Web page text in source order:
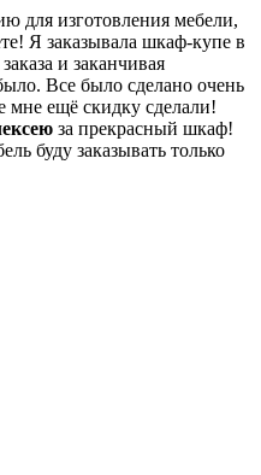
для изготовления мебели,
Я заказывала шкаф-купе в
и заканчивая
Все было сделано очень
мне ещё скидку сделали!
за прекрасный шкаф!
буду заказывать только